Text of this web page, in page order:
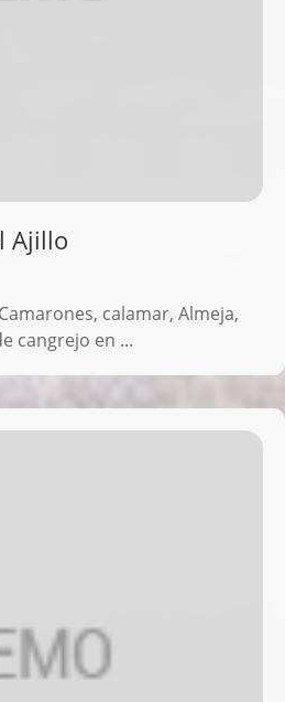
Ajillo
calamar, Almeja,
cangrejo en ...